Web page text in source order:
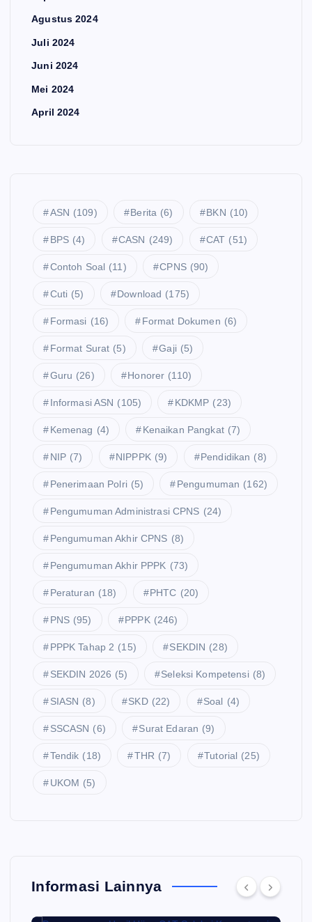
Agustus 2024
Juli 2024
Juni 2024
Mei 2024
April 2024
ASN (109) Berita (6) BKN (10)
BPS (4) CASN (249) CAT (51)
Contoh Soal (11) CPNS (90)
Cuti (5) Download (175)
Formasi (16) Format Dokumen (6)
Format Surat (5) Gaji (5)
Guru (26) Honorer (110)
Informasi ASN (105) KDKMP (23)
Kemenag (4) Kenaikan Pangkat (7)
NIP (7) NIPPPK (9) Pendidikan (8)
Penerimaan Polri (5) Pengumuman (162)
Pengumuman Administrasi CPNS (24)
Pengumuman Akhir CPNS (8)
Pengumuman Akhir PPPK (73)
Peraturan (18) PHTC (20)
PNS (95) PPPK (246)
PPPK Tahap 2 (15) SEKDIN (28)
SEKDIN 2026 (5) Seleksi Kompetensi (8)
SIASN (8) SKD (22) Soal (4)
SSCASN (6) Surat Edaran (9)
Tendik (18) THR (7) Tutorial (25)
UKOM (5)
Informasi Lainnya